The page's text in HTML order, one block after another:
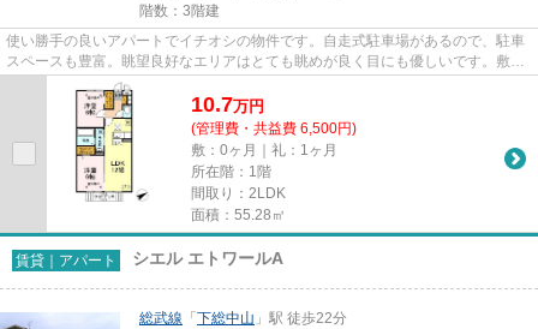
階数：3階建
使い勝手の良いアパートでイチオシの物件です。自走式駐車場があるので、駐車
スペースも豊富。眺望良好なエリアはとても眺めが良く目にも優しいです。敷地
内ごみ置き場があるので、忙...
10.7万円
(管理費・共益費 6,500円)
敷：0ヶ月｜礼：1ヶ月
所在階：1階
間取り：2LDK
面積：55.28㎡
賃貸｜アパート シエル エトワールA
総武線 「 下総中山 」駅 徒歩22分